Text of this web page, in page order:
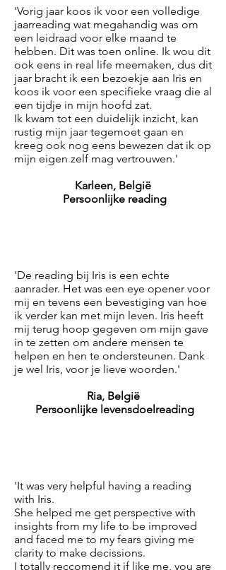
'Vorig jaar koos ik voor een volledige
jaarreading wat megahandig was om
een leidraad voor elke maand te
hebben. Dit was toen online. Ik wou dit
ook eens in real life meemaken, dus dit
jaar bracht ik een bezoekje aan Iris en
koos ik voor een specifieke vraag die al
een tijdje in mijn hoofd zat.
Ik kwam tot een duidelijk inzicht, kan
rustig mijn jaar tegemoet gaan en
kreeg ook nog eens bewezen dat ik op
mijn eigen zelf mag vertrouwen.'
Karleen, België
Persoonlijke reading
'De reading bij Iris is een echte
aanrader. Het was een eye opener voor
mij en tevens een bevestiging van hoe
ik verder kan met mijn leven. Iris heeft
mij terug hoop gegeven om mijn gave
in te zetten om andere mensen te
helpen en hen te ondersteunen. Dank
je wel Iris, voor je lieve woorden.'
Ria, België
Persoonlijke levensdoelreading
'It was very helpful having a reading
with Iris.
She helped me get perspective with
insights from my life to be improved
and faced me to my fears giving me
clarity to make decissions.
I totally reccomend it if like me, you are